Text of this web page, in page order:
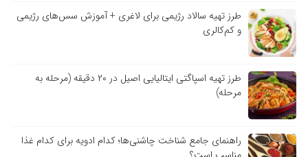
طرز تهیه سالاد رژیمی برای لاغری + آموزش سس‌های رژیمی
و کم‌کالری
طرز تهیه اسپاگتی ایتالیایی اصیل در ۲۰ دقیقه (مرحله به
مرحله)
راهنمای جامع شناخت چاشنی‌ها؛ کدام ادویه برای کدام غذا